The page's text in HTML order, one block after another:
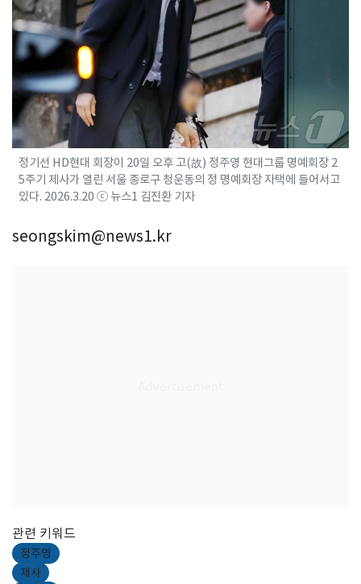
정기선 HD현대 회장이 20일 오후 고(故) 정주영 현대그룹 명예회장 2
5주기 제사가 열린 서울 종로구 청운동의 정 명예회장 자택에 들어서고
있다. 2026.3.20 ⓒ 뉴스1 김진환 기자
seongskim@news1.kr
관련 키워드
정주영
제사